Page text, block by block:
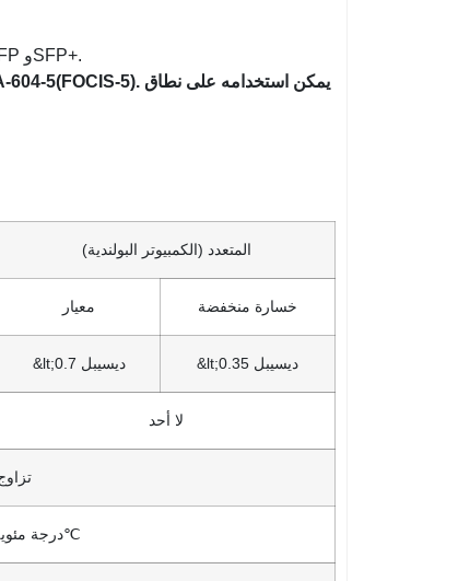
تطبيق الموصل الداخلي في معدات الألياف مثل Splitter و40G / 100G SFP وSFP+.
المتعدد (الكمبيوتر البولندية)
معيار خسارة منخفضة
&lt;0.7 ديسيبل &lt;0.35 ديسيبل
لا أحد
500
-40 درجة مئوية إلى 80℃